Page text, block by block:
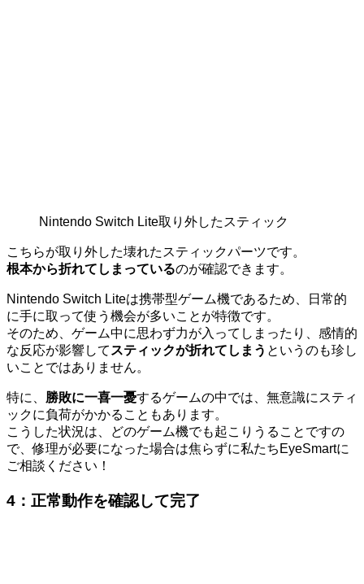
Nintendo Switch Lite取り外したスティック
こちらが取り外した壊れたスティックパーツです。
根本から折れてしまっているのが確認できます。
Nintendo Switch Liteは携帯型ゲーム機であるため、日常的
に手に取って使う機会が多いことが特徴です。
そのため、ゲーム中に思わず力が入ってしまったり、感情的
な反応が影響して スティックが折れてしまう というのも珍し
いことではありません。
特に、 勝敗に一喜一憂するゲームの中では、無意識にスティ
ックに負荷がかかることもあります。
こうした状況は、どのゲーム機でも起こりうることですの
で、修理が必要になった場合は焦らずに私たちEyeSmartに
ご相談ください！
4： 正常動作を確認して完了